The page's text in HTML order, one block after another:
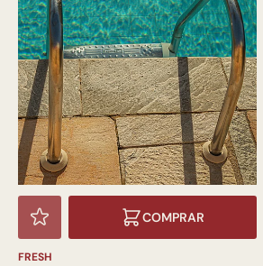
COMPRAR
FRESH